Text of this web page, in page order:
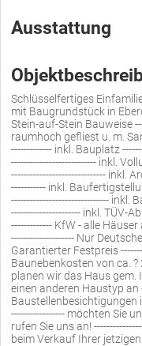
Ausstattung
Schlüsselfertiges
mit Baugrundstück in
Stein-auf-Stein Bauweise
raumhoch gefliest u. m.
------------- inkl. Bauplatz
--------------------------- inkl.
------------------------------ inkl.
----------- inkl.
-------------------------------
---------------------- inkl. TÜV-
------------- KfW - alle
-------------------- Nur
Garantierter Festpreis
Baunebenkosten von ca. ?
planen wir das Haus gem.
einen anderen Haustyp an
Baustellenbesichtigungen
----------------- möchten Sie
rufen Sie uns an!
beim Verkauf Ihrer